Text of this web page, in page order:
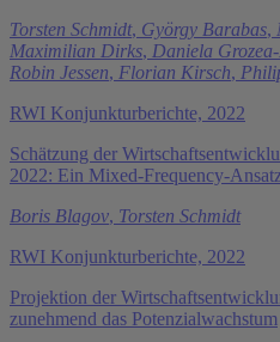
Torsten Schmidt, György Barabas,
Maximilian Dirks, Daniela
Robin Jessen, Florian Kirsch,
RWI Konjunkturberichte, 2022
Schätzung der
2022: Ein Mixed-Frequency-
Boris Blagov, Torsten Schmidt
RWI Konjunkturberichte, 2022
Projektion der
zunehmend das Potenzialwachstum